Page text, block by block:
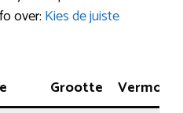
over: Kies de juiste
Grootte